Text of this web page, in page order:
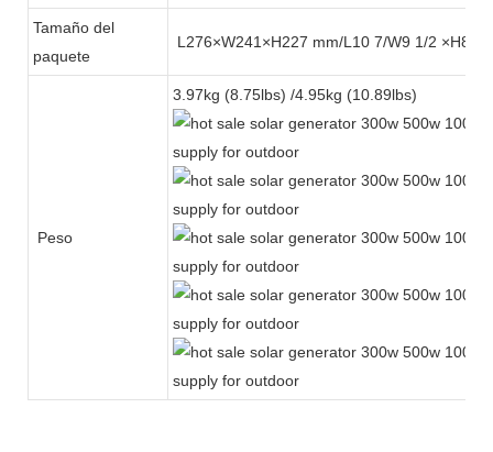
Tamaño del
paquete
L276×W241×H227 mm/L10 7/W9 1/2 ×H8 7/
Peso
3.97kg (8.75lbs) /4.95kg (10.89lbs)